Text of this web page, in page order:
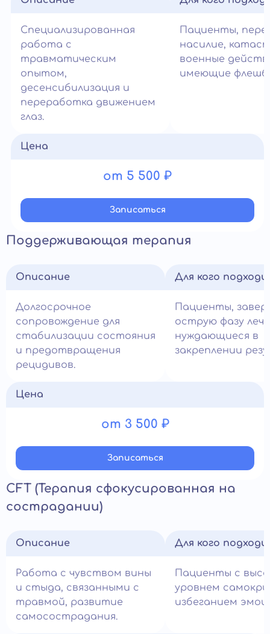
Специализированная
работа с
травматическим
опытом,
десенсибилизация и
переработка движением
глаз.
Пациенты,
насилие,
военные
имеющие
Цена
от 5 500 ₽
Записатьcя
Поддерживающая терапия
Описание
Долгосрочное
сопровождение для
стабилизации состояния
и предотвращения
рецидивов.
Для кого
Пациенты,
острую фазу
нуждающиеся в
закреплении
Цена
от 3 500 ₽
Записатьcя
CFT (Терапия сфокусированная на
сострадании)
Описание
Работа с чувством вины
и стыда, связанными с
травмой, развитие
самосострадания.
Для кого
Пациенты с
уровнем
избеганием